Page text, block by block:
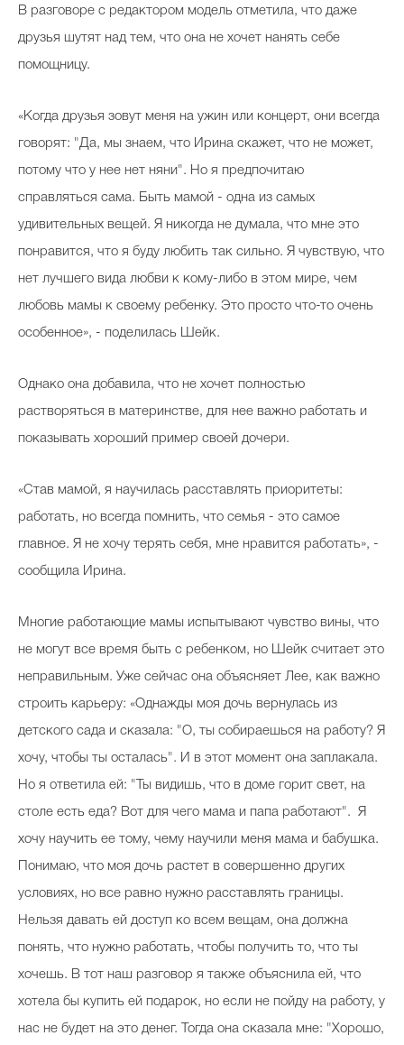
В разговоре с редактором модель отметила, что даже
друзья шутят над тем, что она не хочет нанять себе
помощницу.
«Когда друзья зовут меня на ужин или концерт, они всегда
говорят: "Да, мы знаем, что Ирина скажет, что не может,
потому что у нее нет няни". Но я предпочитаю
справляться сама. Быть мамой - одна из самых
удивительных вещей. Я никогда не думала, что мне это
понравится, что я буду любить так сильно. Я чувствую, что
нет лучшего вида любви к кому-либо в этом мире, чем
любовь мамы к своему ребенку. Это просто что-то очень
особенное», - поделилась Шейк.
Однако она добавила, что не хочет полностью
растворяться в материнстве, для нее важно работать и
показывать хороший пример своей дочери.
«Став мамой, я научилась расставлять приоритеты:
работать, но всегда помнить, что семья - это самое
главное. Я не хочу терять себя, мне нравится работать», -
сообщила Ирина.
Многие работающие мамы испытывают чувство вины, что
не могут все время быть с ребенком, но Шейк считает это
неправильным. Уже сейчас она объясняет Лее, как важно
строить карьеру: «Однажды моя дочь вернулась из
детского сада и сказала: "О, ты собираешься на работу? Я
хочу, чтобы ты осталась". И в этот момент она заплакала.
Но я ответила ей: "Ты видишь, что в доме горит свет, на
столе есть еда? Вот для чего мама и папа работают". Я
хочу научить ее тому, чему научили меня мама и бабушка.
Понимаю, что моя дочь растет в совершенно других
условиях, но все равно нужно расставлять границы.
Нельзя давать ей доступ ко всем вещам, она должна
понять, что нужно работать, чтобы получить то, что ты
хочешь. В тот наш разговор я также объяснила ей, что
хотела бы купить ей подарок, но если не пойду на работу, у
нас не будет на это денег. Тогда она сказала мне: "Хорошо,